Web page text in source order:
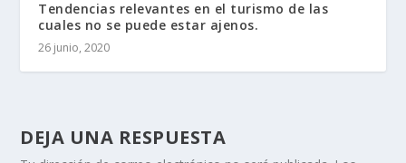
Tendencias relevantes en el turismo de las
cuales no se puede estar ajenos.
26 junio, 2020
DEJA UNA RESPUESTA